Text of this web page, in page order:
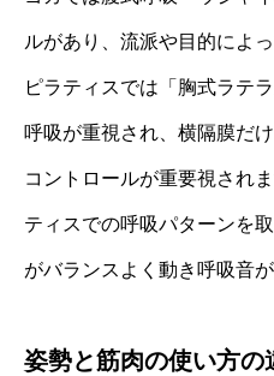
ルがあり、流派や目的によ
ピラティスでは「胸式ラテ
呼吸が重視され、横隔膜だ
コントロールが重要視され
ティスでの呼吸パターンを
がバランスよく動き呼吸音
姿勢と筋肉の使い方の